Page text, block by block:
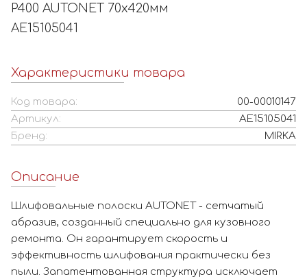
P400 AUTONET 70x420мм
AE15105041
Характеристики товара
Код товара:
00-00010147
Артикул:
AE15105041
Бренд:
MIRKA
Описание
Шлифовальные полоски AUTONET - сетчатый
абразив, созданный специально для кузовного
ремонта. Он гарантирует скорость и
эффективность шлифования практически без
пыли. Запатентованная структура исключает